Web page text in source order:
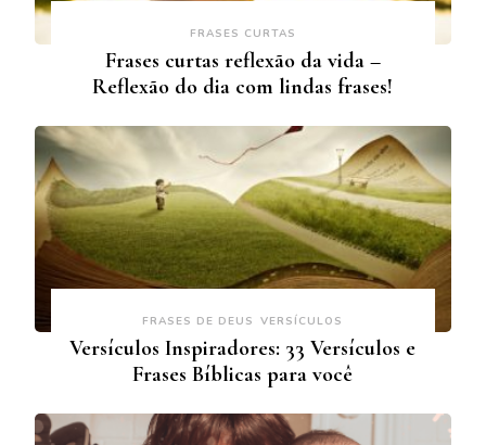
FRASES CURTAS
Frases curtas reflexão da vida –
Reflexão do dia com lindas frases!
FRASES DE DEUS VERSÍCULOS
Versículos Inspiradores: 33 Versículos e
Frases Bíblicas para você